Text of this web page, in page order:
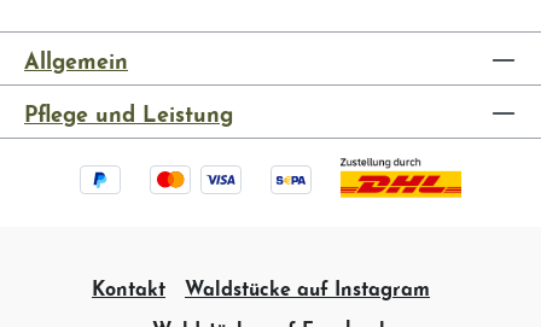
Allgemein
Pflege und Leistung
Kontakt
Waldstücke auf Instagram